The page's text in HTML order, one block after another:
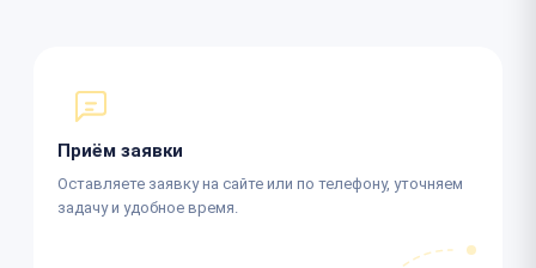
Приём заявки
Оставляете заявку на сайте или по телефону, уточняем
задачу и удобное время.